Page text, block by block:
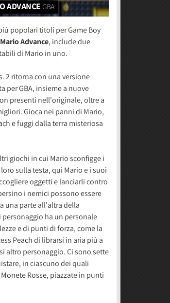
ADVANCE GBA
popolari titoli per Game Boy
Advance, include due
di Mario in uno.
2 ritorna con una versione
per GBA, insieme a nuove
presenti nell'originale, oltre a
Gioca nei panni di Mario,
e fuggi dalla terra misteriosa
giochi in cui Mario sconfigge i
sulla testa, qui Mario e i suoi
oggetti e lanciarli contro
i nemici possono essere
una parte all'altra della
ha un personale
e di punti di forza, come la
Peach di librarsi in aria più a
altro personaggio. Ci sono sette
in ciascuno dei quali
Rosse, piazzate in punti